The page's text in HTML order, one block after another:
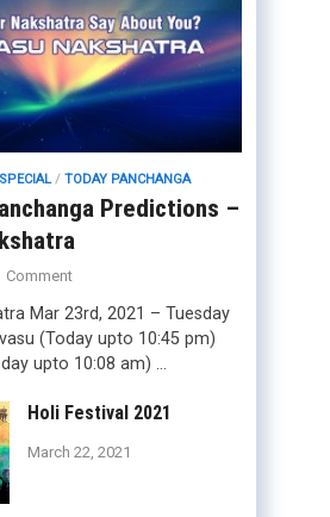
SPECIAL/TODAY PANCHANGA
Predictions –
Comment
Mar 23rd, 2021 – Tuesday
(Today upto 10:45 pm)
upto 10:08 am) …
Holi Festival 2021
March 22, 2021